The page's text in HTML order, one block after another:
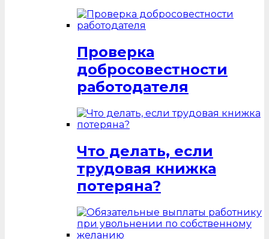
Проверка
добросовестности
работодателя
Что делать, если
трудовая книжка
потеряна?